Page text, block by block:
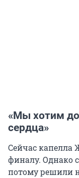
«Мы хотим
сердца»
Сейчас капелла
финалу. Однако
потому решили